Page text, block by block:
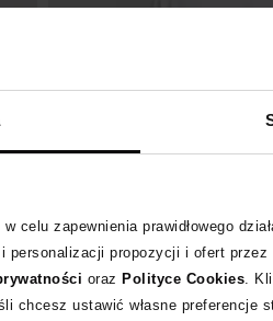
celu zapewnienia prawidłowego
personalizacji propozycji i ofert
oraz Polityce Cookies .
chcesz ustawić własne preferencje